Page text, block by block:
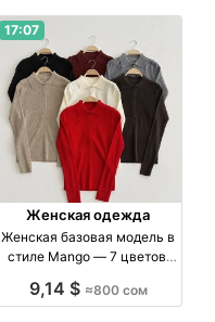
17:07
Женская одежда
Женская базовая модель в
стиле Mango — 7 цветов,
тираж
9,14 $ ≈800 сом